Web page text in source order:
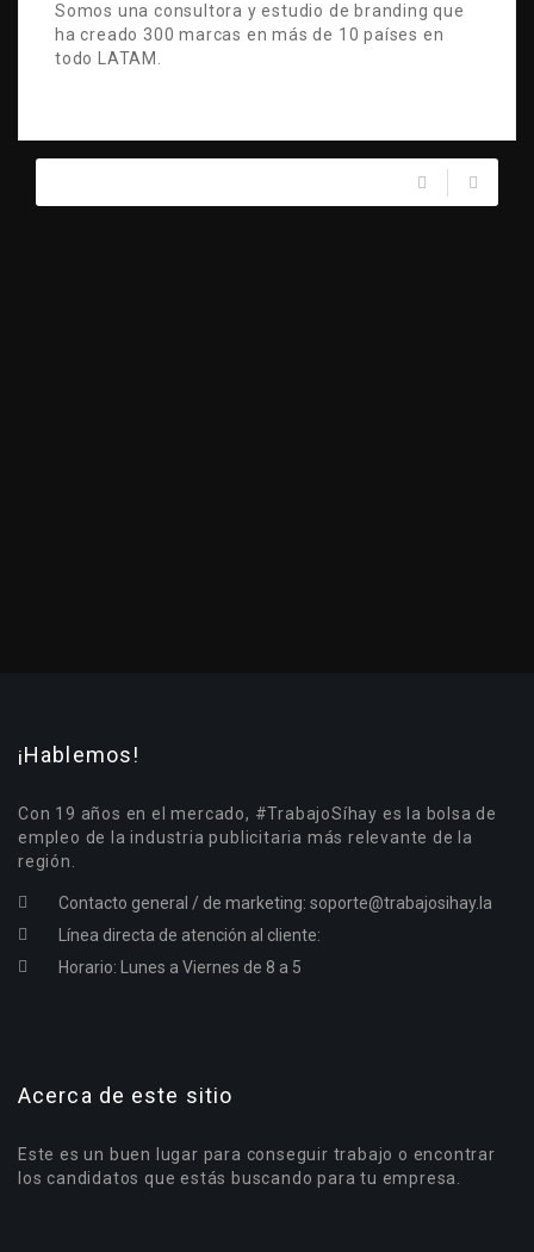
Somos una consultora y estudio de branding que
ha creado 300 marcas en más de 10 países en
todo LATAM.
¡Hablemos!
Con 19 años en el mercado, #TrabajoSíhay es la bolsa de
empleo de la industria publicitaria más relevante de la
región.
Contacto general / de marketing: soporte@trabajosihay.la
Línea directa de atención al cliente:
Horario: Lunes a Viernes de 8 a 5
Acerca de este sitio
Este es un buen lugar para conseguir trabajo o encontrar
los candidatos que estás buscando para tu empresa.